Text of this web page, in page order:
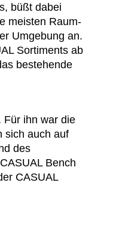
(SE)
(CH)
(RS)
(SI)
(ES)
(ZA)
(KR)
(TW)
büßt dabei
meisten Raum-
Umgebung an.
Sortiments ab
bestehende
Für ihn war die
sich auch auf
des
Bench
CASUAL